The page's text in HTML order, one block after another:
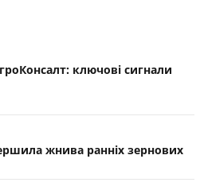
ключові cигнали
жнива ранніх зернових